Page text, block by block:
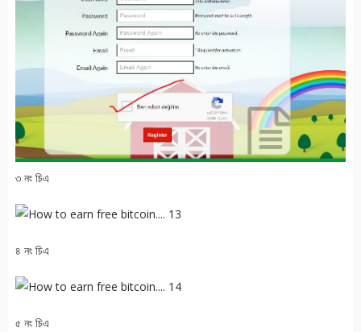
৩ নং চিএ
৪ নং চিএ
৫ নং চিএ